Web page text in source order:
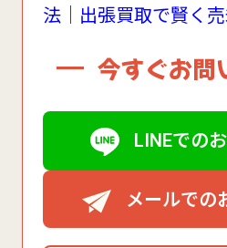
法｜出張買取で賢く
今すぐお問
LINEでの
メールでの